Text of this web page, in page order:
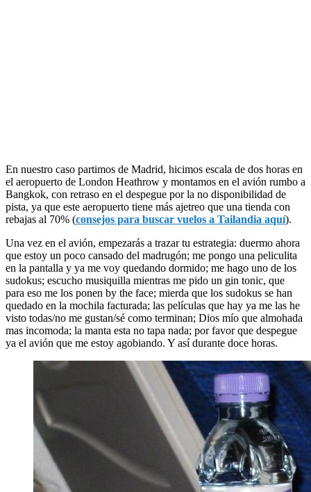
En nuestro caso partimos de Madrid, hicimos escala de dos horas en
el aeropuerto de London Heathrow y montamos en el avión rumbo a
Bangkok, con retraso en el despegue por la no disponibilidad de
pista, ya que este aeropuerto tiene más ajetreo que una tienda con
rebajas al 70% (consejos para buscar vuelos a Tailandia aquí).
Una vez en el avión, empezarás a trazar tu estrategia: duermo ahora
que estoy un poco cansado del madrugón; me pongo una peliculita
en la pantalla y ya me voy quedando dormido; me hago uno de los
sudokus; escucho musiquilla mientras me pido un gin tonic, que
para eso me los ponen by the face; mierda que los sudokus se han
quedado en la mochila facturada; las películas que hay ya me las he
visto todas/no me gustan/sé como terminan; Dios mío que almohada
mas incomoda; la manta esta no tapa nada; por favor que despegue
ya el avión que me estoy agobiando. Y así durante doce horas.